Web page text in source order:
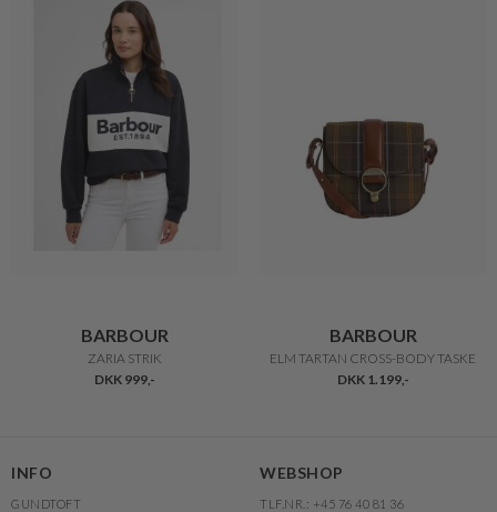
BARBOUR
ZARIA STRIK
DKK 999,-
BARBOUR
ELM TARTAN CROSS-BODY TASKE
DKK 1.199,-
INFO
GUNDTOFT
WEBSHOP
TLF.NR.: +45 76 40 81 36